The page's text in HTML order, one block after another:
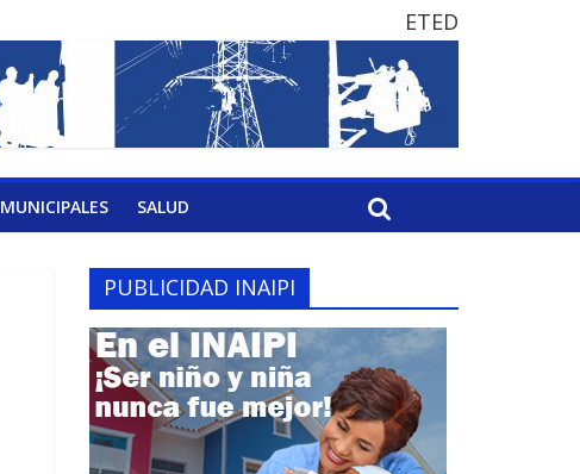
ETED
MUNICIPALES SALUD
PUBLICIDAD INAIPI